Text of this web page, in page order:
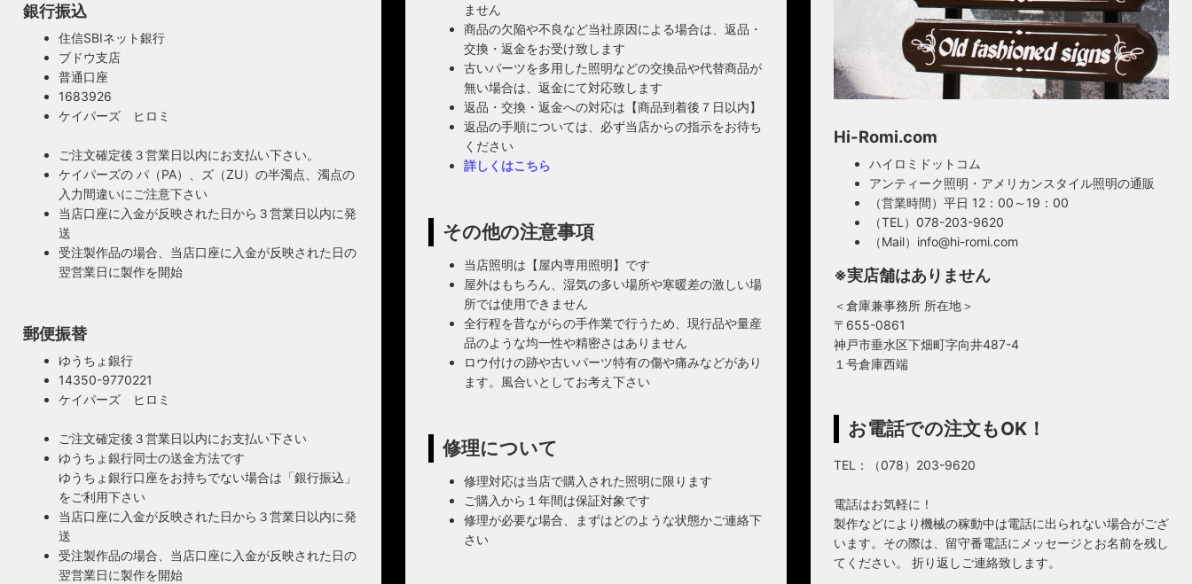
銀行振込
住信SBIネット銀行
ブドウ支店
普通口座
1683926
ケイパーズ ヒロミ
ご注文確定後３営業日以内にお支払い下さい。
ケイパーズの パ（PA）、ズ（ZU）の半濁点、濁点の
入力間違いにご注意下さい
当店口座に入金が反映された日から３営業日以内に発
送
受注製作品の場合、当店口座に入金が反映された日の
翌営業日に製作を開始
郵便振替
ゆうちょ銀行
14350-9770221
ケイパーズ ヒロミ
ご注文確定後３営業日以内にお支払い下さい
ゆうちょ銀行同士の送金方法です
ゆうちょ銀行口座をお持ちでない場合は「銀行振込」
をご利用下さい
当店口座に入金が反映された日から３営業日以内に発
送
受注製作品の場合、当店口座に入金が反映された日の
翌営業日に製作を開始
ません
商品の欠陥や不良など当社原因による場合は、返品・
交換・返金をお受け致します
古いパーツを多用した照明などの交換品や代替商品が
無い場合は、返金にて対応致します
返品・交換・返金への対応は【商品到着後７日以内】
返品の手順については、必ず当店からの指示をお待ち
ください
詳しくはこちら
その他の注意事項
当店照明は【屋内専用照明】です
屋外はもちろん、湿気の多い場所や寒暖差の激しい場
所では使用できません
全行程を昔ながらの手作業で行うため、現行品や量産
品のような均一性や精密さはありません
ロウ付けの跡や古いパーツ特有の傷や痛みなどがあり
ます。風合いとしてお考え下さい
修理について
修理対応は当店で購入された照明に限ります
ご購入から１年間は保証対象です
修理が必要な場合、まずはどのような状態かご連絡下
さい
Hi-Romi.com
ハイロミドットコム
アンティーク照明・アメリカンスタイル照明の通販
（営業時間）平日 12：00～19：00
（TEL）078-203-9620
（Mail）info@hi-romi.com
※実店舗はありません
＜倉庫兼事務所 所在地＞
〒655-0861
神戸市垂水区下畑町字向井487-4
１号倉庫西端
お電話での注文もOK！
TEL：（078）203-9620
電話はお気軽に！
製作などにより機械の稼動中は電話に出られない場合がござ
います。その際は、留守番電話にメッセージとお名前を残し
てください。 折り返しご連絡致します。